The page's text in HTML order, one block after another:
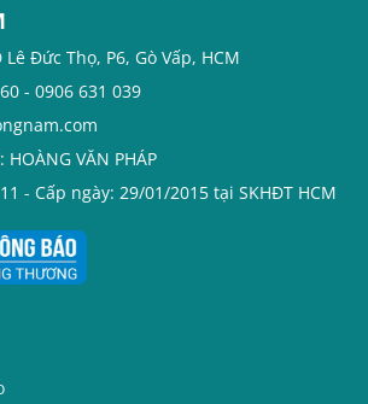
Đức Thọ, P6, Gò Vấp, HCM
- 0906 631 039
VĂN PHÁP
- Cấp ngày: 29/01/2015 tại SKHĐT HCM